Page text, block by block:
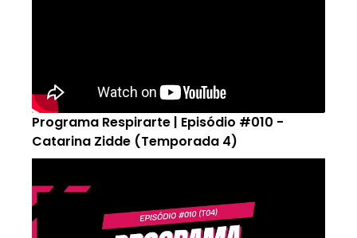
Programa Respirarte | Episódio #010 -
Catarina Zidde (Temporada 4)